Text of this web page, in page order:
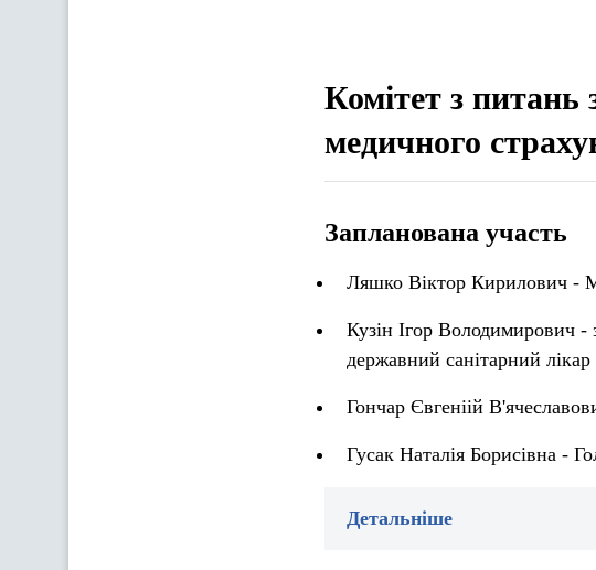
Комітет з питань
медичного
Запланована участь
Ляшко Віктор Кирилович -
Кузін Ігор Володимирович -
державний санітарний
Гончар Євгеніій
Гусак Наталія Борисівна -
Детальніше